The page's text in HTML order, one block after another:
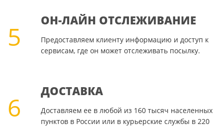
5
ОН-ЛАЙН ОТСЛЕЖИВАНИЕ
Предоставляем клиенту информацию и доступ к
сервисам, где он может отслеживать посылку.
6
ДОСТАВКА
Доставляем ее в любой из 160 тысяч населенных
пунктов в России или в курьерские службы в 220